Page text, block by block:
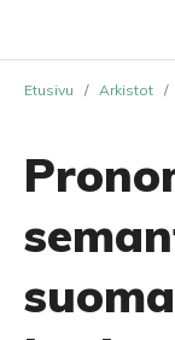
Etusivu / Arkistot /